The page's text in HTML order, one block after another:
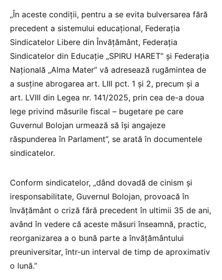
„În aceste condiții, pentru a se evita bulversarea fără
precedent a sistemului educaţional, Federaţia
Sindicatelor Libere din Învăţământ, Federaţia
Sindicatelor din Educaţie „SPIRU HARET” şi Federaţia
Națională „Alma Mater” vă adresează rugămintea de
a susţine abrogarea art. LIIl pct. 1 şi 2, precum şi a
art. LVIII din Legea nr. 141/2025, prin cea de-a doua
lege privind măsurile fiscal – bugetare pe care
Guvernul Bolojan urmează să îşi angajeze
răspunderea în Parlament”, se arată în documentele
sindicatelor.
Conform sindicatelor, „dând dovadă de cinism şi
iresponsabilitate, Guvernul Bolojan, provoacă în
învăţământ o criză fără precedent în ultimii 35 de ani,
având în vedere că aceste măsuri înseamnă, practic,
reorganizarea a o bună parte a învățământului
preuniversitar, într-un interval de timp de aproximativ
o lună.”